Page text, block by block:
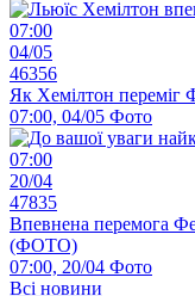
07:00
04/05
46356
Як Хемілтон переміг
07:00, 04/05 Фото
07:00
20/04
47835
Впевнена перемога
(ФОТО)
07:00, 20/04 Фото
Всі новини